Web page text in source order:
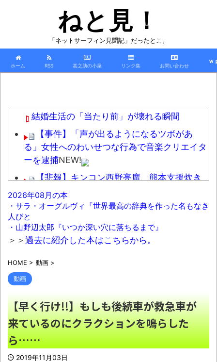
ねと見！
「ネットサーフィン見聞記」だったとこ。
ホーム RSS 甚之助の小屋 リンク集 お問い合わせ
ｗ
結婚生活の「当たり前」が壊れる瞬間
【事件】「声が出るようになるツボがあ
る」女性へのわいせつな行為で音楽クリエイタ
ーを逮捕NEW!
【悲報】キンコン西野亮廣、熊本支援炊き
出し「カレー」で炎上するｗｗｗ
豚汁がたいへん好きなのだが、最近見か
けるようになった豚汁専門店の豚汁に不満を感
じることがある「この工程はマストだ」「自分
の理想はこれだ！」NEW!
【緊急】明日「銀だこ」がガチに過去最大
レベルに混みそう
wNEW!
レトロパソコンの雑誌掲載プログラムリス
トを打ち込んだゲームプレイ動画で当時が懐か
しい。NEW!
2026年08月の本
・サラ・オーグルヴィ『世界最高の辞典を作った名もなき
人びと
・山野辺太郎『いつか深い穴に落ちるまで』
＞＞過去に紹介した本はこちらから。
HOME > 動画 >
動画
【早く行け!!】もしも後続車が救急車が
来ているのにクラクションを鳴らした
ら……
2019年11月03日